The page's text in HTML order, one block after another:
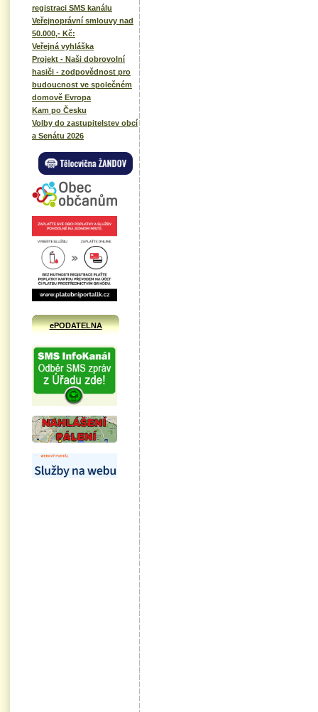
registraci SMS kanálu
Veřejnoprávní smlouvy nad
50.000,- Kč:
Veřejná vyhláška
Projekt - Naši dobrovolní
hasiči - zodpovědnost pro
budoucnost ve společném
domově Evropa
Kam po Česku
Volby do zastupitelstev obcí
a Senátu 2026
ePODATELNA